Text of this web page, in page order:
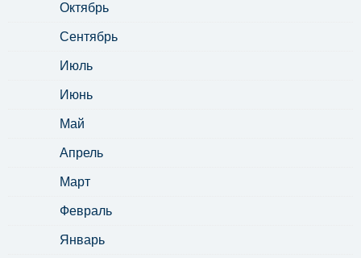
Октябрь
Сентябрь
Июль
Июнь
Май
Апрель
Март
Февраль
Январь